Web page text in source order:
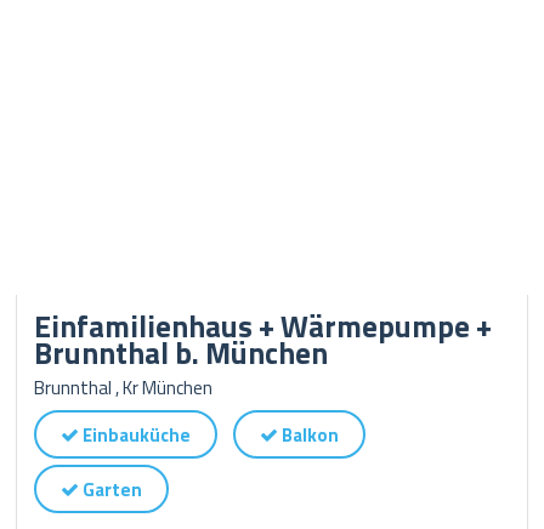
Einfamilienhaus + Wärmepumpe +
Brunnthal b. München
Brunnthal , Kr München
Einbauküche
Balkon
Garten